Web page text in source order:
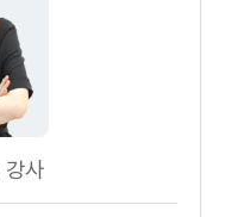
강사